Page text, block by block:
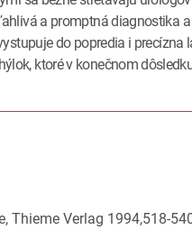
a promptná diagnostika
do popredia i
ktoré v konečnom
Thieme Verlag 1994,518-